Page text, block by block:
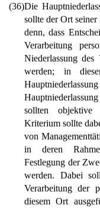
(36)Die
sollte der Ort
denn, dass
Verarbeitung
Niederlassung
werden; in
sollten objektive
Kriterium sollte
von
in deren
Festlegung der
werden. Dabei
Verarbeitung der
diesem Ort